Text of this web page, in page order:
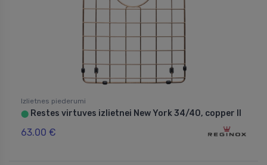
Izlietnes piederumi
⬤ Restes virtuves izlietnei New York 34/40, copper II
63.00 €